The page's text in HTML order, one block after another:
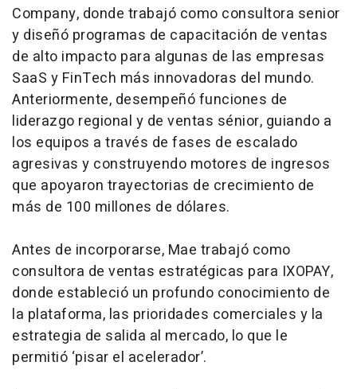
Company, donde trabajó como consultora senior
y diseñó programas de capacitación de ventas
de alto impacto para algunas de las empresas
SaaS y FinTech más innovadoras del mundo.
Anteriormente, desempeñó funciones de
liderazgo regional y de ventas sénior, guiando a
los equipos a través de fases de escalado
agresivas y construyendo motores de ingresos
que apoyaron trayectorias de crecimiento de
más de 100 millones de dólares.
Antes de incorporarse, Mae trabajó como
consultora de ventas estratégicas para IXOPAY,
donde estableció un profundo conocimiento de
la plataforma, las prioridades comerciales y la
estrategia de salida al mercado, lo que le
permitió ‘pisar el acelerador’.